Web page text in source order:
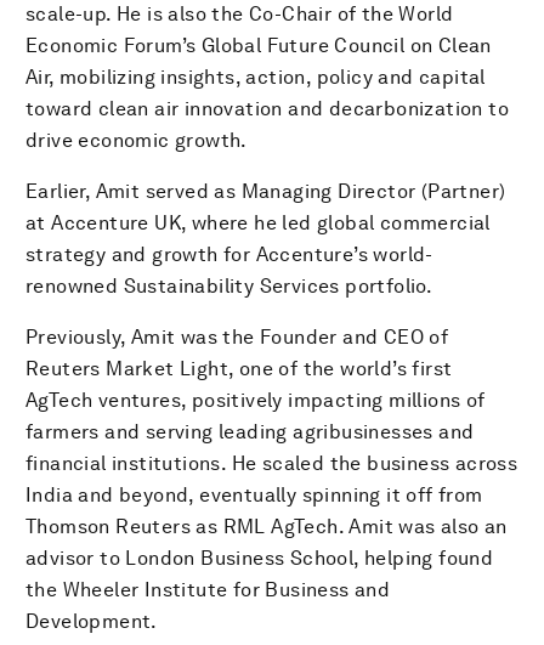
scale-up. He is also the Co-Chair of the World
Economic Forum’s Global Future Council on Clean
Air, mobilizing insights, action, policy and capital
toward clean air innovation and decarbonization to
drive economic growth.
Earlier, Amit served as Managing Director (Partner)
at Accenture UK, where he led global commercial
strategy and growth for Accenture’s world-
renowned Sustainability Services portfolio.
Previously, Amit was the Founder and CEO of
Reuters Market Light, one of the world’s first
AgTech ventures, positively impacting millions of
farmers and serving leading agribusinesses and
financial institutions. He scaled the business across
India and beyond, eventually spinning it off from
Thomson Reuters as RML AgTech. Amit was also an
advisor to London Business School, helping found
the Wheeler Institute for Business and
Development.